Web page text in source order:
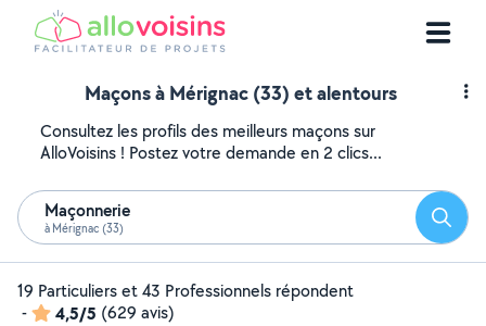
Maçons à Mérignac (33) et alentours
Consultez les profils des meilleurs maçons sur
AlloVoisins ! Postez votre demande en 2 clics...
Maçonnerie
à Mérignac (33)
19 Particuliers et 43 Professionnels répondent
-
4,5/5 (629 avis)